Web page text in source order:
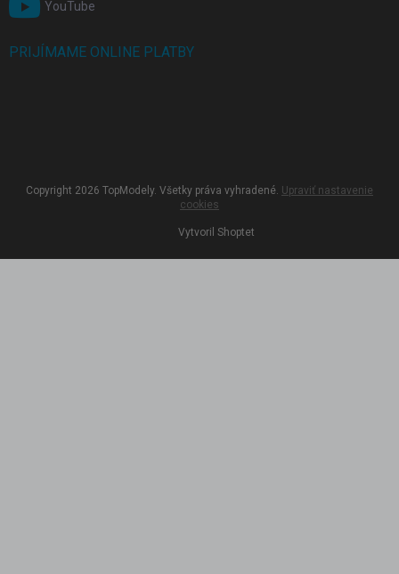
YouTube
PRIJÍMAME ONLINE PLATBY
Vytvoril Shoptet
Copyright 2026 TopModely. Všetky práva vyhradené. Upraviť nastavenie
cookies